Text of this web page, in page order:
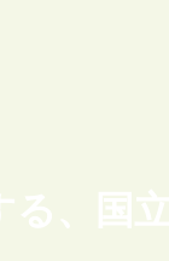
、国